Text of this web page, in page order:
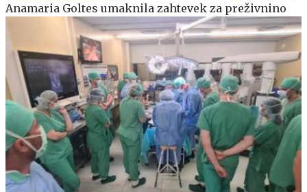
Anamaria Goltes umaknila zahtevek za preživnino